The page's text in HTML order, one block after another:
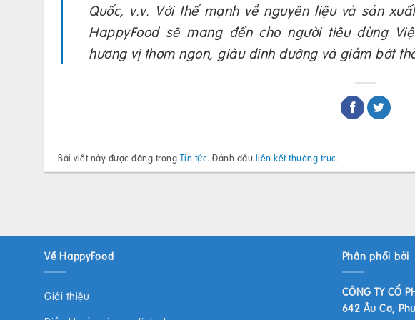
Quốc, v.v. Với thế mạnh về nguyên liệu và sản
HappyFood sẽ mang đến cho người tiêu dùng
hương vị thơm ngon, giàu dinh dưỡng và giảm bớt
Bài viết này được đăng trong Tin tức. Đánh dấu liên kết thường trực.
Về HappyFood
Giới thiệu
Phân phối bởi
CÔNG TY CỔ
642 Âu Cơ,